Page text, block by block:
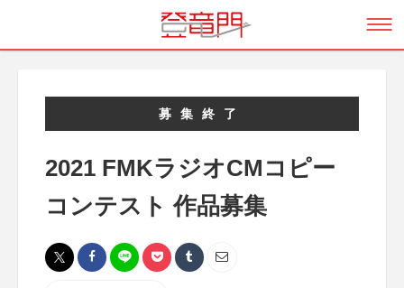
募集終了
2021 FMKラジオCMコピー
コンテスト 作品募集